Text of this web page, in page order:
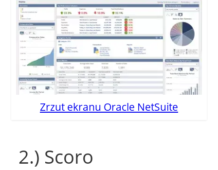
Zrzut ekranu Oracle NetSuite
2.) Scoro